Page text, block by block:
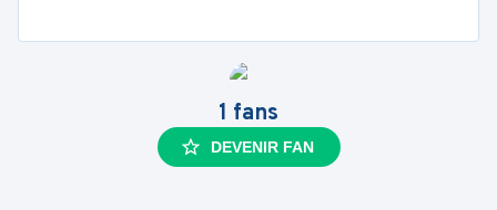
1 fans
DEVENIR FAN